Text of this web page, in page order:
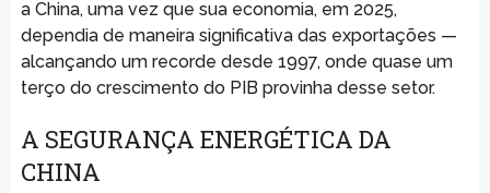
a China, uma vez que sua economia, em 2025,
dependia de maneira significativa das exportações —
alcançando um recorde desde 1997, onde quase um
terço do crescimento do PIB provinha desse setor.
A SEGURANÇA ENERGÉTICA DA
CHINA